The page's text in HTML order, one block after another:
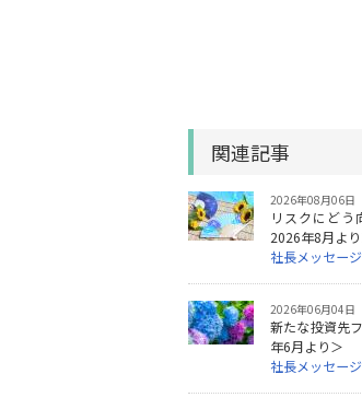
関連記事
2026年08月06日
リスクにどう
2026年8月よ
社長メッセージ
2026年06月04日
新たな投資先
年6月より＞
社長メッセージ